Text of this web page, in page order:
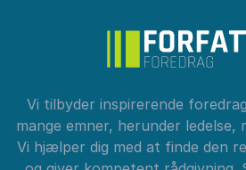
Vi tilbyder inspirerende
mange emner, herunder ledelse,
Vi hjælper dig med at finde den